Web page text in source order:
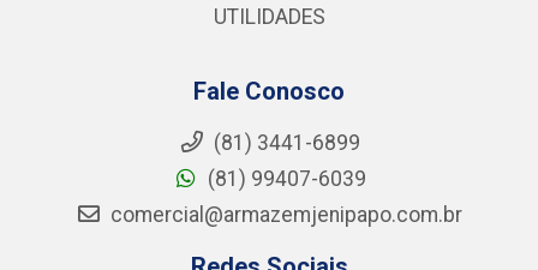
UTILIDADES
Fale Conosco
(81) 3441-6899
(81) 99407-6039
comercial@armazemjenipapo.com.br